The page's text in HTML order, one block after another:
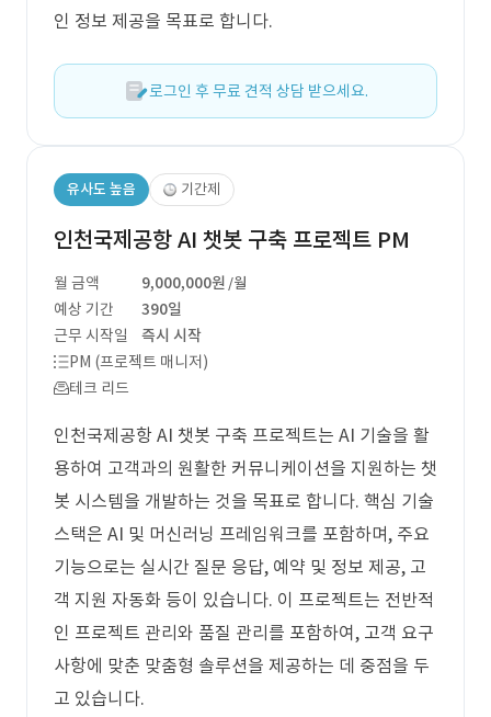
인 정보 제공을 목표로 합니다.
로그인 후 무료 견적 상담 받으세요.
유사도 높음 기간제
인천국제공항 AI 챗봇 구축 프로젝트 PM
월 금액 9,000,000원 /월
예상 기간
390일
근무 시작일
즉시 시작
PM (프로젝트 매니저)
테크 리드
인천국제공항 AI 챗봇 구축 프로젝트는 AI 기술을 활
용하여 고객과의 원활한 커뮤니케이션을 지원하는 챗
봇 시스템을 개발하는 것을 목표로 합니다. 핵심 기술
스택은 AI 및 머신러닝 프레임워크를 포함하며, 주요
기능으로는 실시간 질문 응답, 예약 및 정보 제공, 고
객 지원 자동화 등이 있습니다. 이 프로젝트는 전반적
인 프로젝트 관리와 품질 관리를 포함하여, 고객 요구
사항에 맞춘 맞춤형 솔루션을 제공하는 데 중점을 두
고 있습니다.